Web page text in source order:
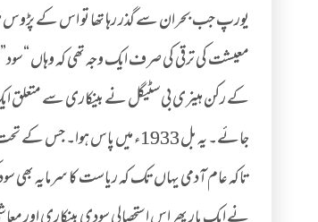
یورپ جب بحران سے گذر رہا تھا تو اس کے پڑوس
معیشت کی ترقی کی صرف ایک وجہ تھی کہ وہاں
کے رکن ہینری بی سٹیگل نے بینکاری سے متعلق ایک
جائے۔ یہ بل 1933ء میں پاس
تاکہ عام آدمی یہاں تک کہ ریاست کا سرمایہ